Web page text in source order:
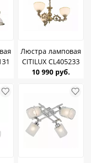
Люстра ламповая
CITILUX CL405233
Адриана Бронза
10 990 руб.